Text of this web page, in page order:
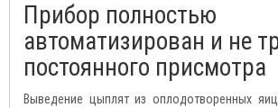
Прибор полностью
автоматизирован и не
постоянного присмотра
Выведение цыплят из оплодотворенных